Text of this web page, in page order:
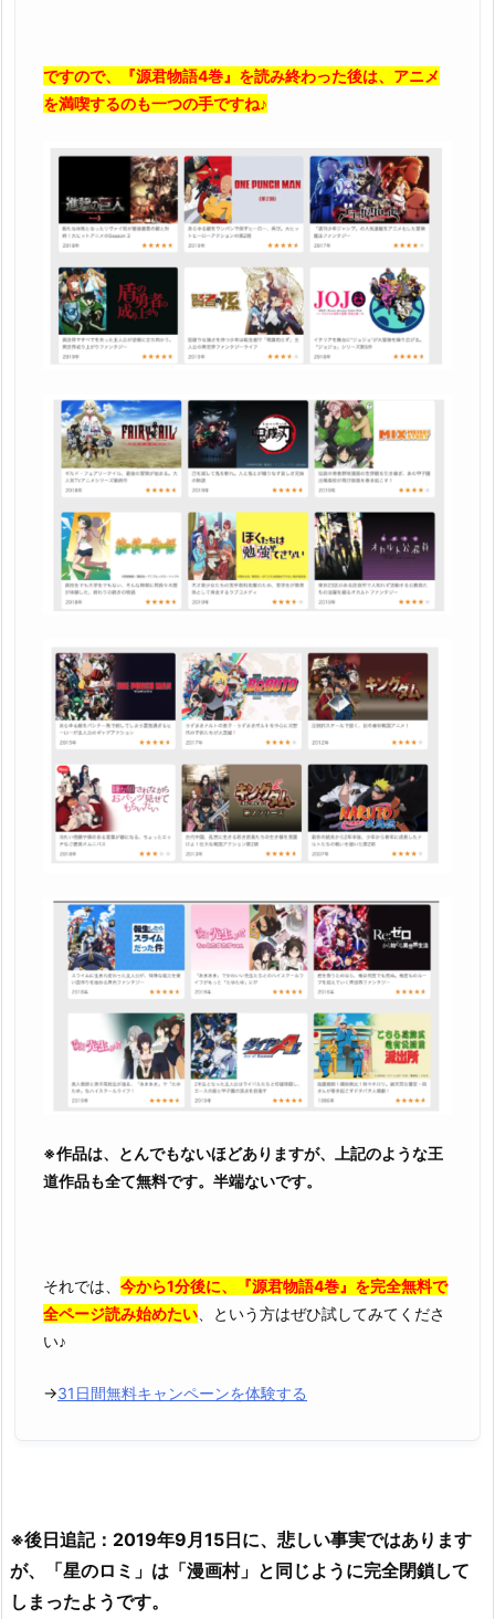
ですので、『源君物語4巻』を読み終わった後は、アニメ
を満喫するのも一つの手ですね♪
※作品は、とんでもないほどありますが、上記のような王
道作品も全て無料です。半端ないです。
それでは、 今から1分後に、『源君物語4巻』を完全無料で
全ページ読み始めたい 、という方はぜひ試してみてくださ
い♪
→31日間無料キャンペーンを体験する
※後日追記：2019年9月15日に、悲しい事実ではあります
が、「星のロミ」は「漫画村」と同じように完全閉鎖して
しまったようです。